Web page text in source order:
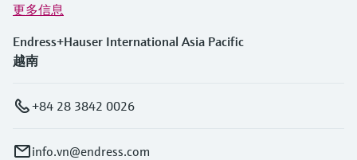
更多信息
Endress+Hauser International Asia Pacific
越南
+84 28 3842 0026
info.vn@endress.com